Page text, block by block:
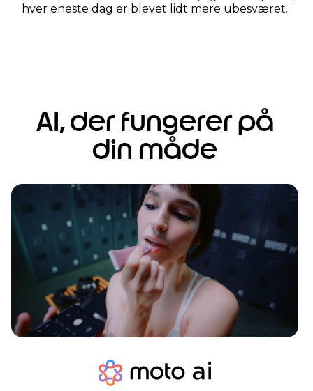
hver eneste dag er blevet lidt mere ubesværet.
AI, der fungerer på
din måde